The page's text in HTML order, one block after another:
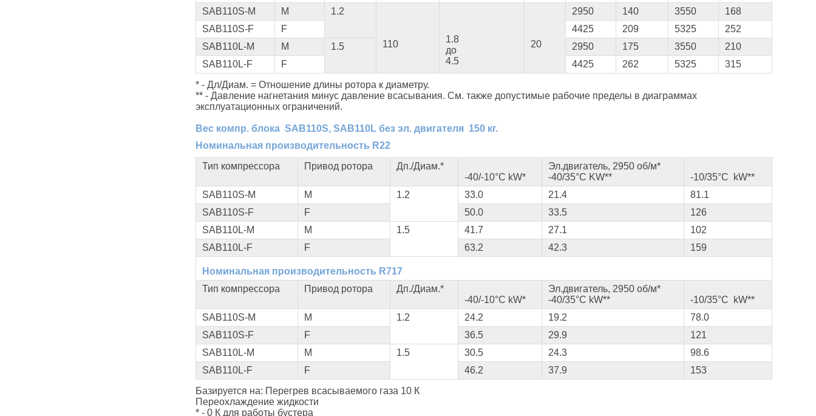
SAB110S-M
М 1.2
110
1.8
до
4.5
20
2950 140 3550
168
SAB110S-F
F 4425 209 5325
252
SAB110L-M
М 1.5 2950 175 3550
210
SAB110L-F
F 4425 262 5325
315
* - Дл/Диам. = Отношение длины ротора к диаметру.
** - Давление нагнетания минус давление всасывания. См. также допустимые рабочие пределы в диаграммах
эксплуатационных ограничений.
Вес компр. блока SAB110S, SAB110L без эл. двигателя 150 кг.
Номинальная производительность R22
Тип компрессора
Привод ротора
Дп./Диам.*
-40/-10°С kW*
Эл.двигатель, 2950 об/м*
-40/35°С KW**
-10/35°С kW**
SAB110S-M
М 1.2 33.0 21.4
81.1
SAB110S-F
F 50.0 33.5
126
SAB110L-M
М 1.5 41.7 27.1
102
SAB110L-F
F 63.2 42.3 159
Номинальная производительность R717
Тип компрессора
Привод ротора
Дп./Диам.*
-40/-10°С kW*
Эл.двигатель, 2950 об/м*
-40/35°С kW**
-10/35°С kW**
SAB110S-M
М 1.2 24.2 19.2
78.0
SAB110S-F
F 36.5 29.9
121
SAB110L-M
М 1.5 30.5 24.3
98.6
SAB110L-F
F 46.2 37.9
153
Базируется на: Перегрев всасываемого газа 10 К
Переохлаждение жидкости
* - 0 К для работы бустера